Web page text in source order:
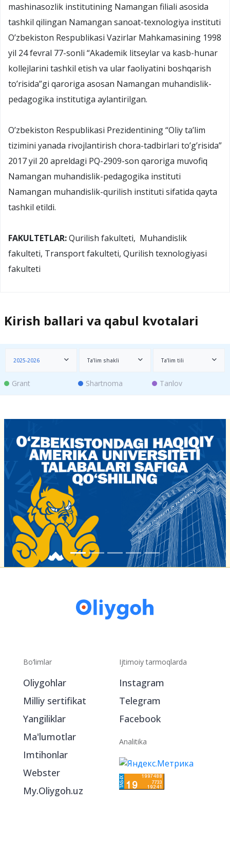
mashinasozlik institutining Namangan filiali asosida
tashkil qilingan Namangan sanoat-texnologiya instituti
O’zbekiston Respublikasi Vazirlar Mahkamasining 1998
yil 24 fevral 77-sonli “Akademik litseylar va kasb-hunar
kollejlarini tashkil etish va ular faoliyatini boshqarish
to’risida”gi qaroriga asosan Namangan muhandislik-
pedagogika institutiga aylantirilgan.
O’zbekiston Respublikasi Prezidentining “Oliy ta’lim
tizimini yanada rivojlantirish chora-tadbirlari to’g’risida”
2017 yil 20 apreldagi PQ-2909-son qaroriga muvofiq
Namangan muhandislik-pedagogika instituti
Namangan muhandislik-qurilish instituti sifatida qayta
tashkil etildi.
FAKULTETLAR:Qurilish fakulteti, Muhandislik
fakulteti, Transport fakulteti, Qurilish texnologiyasi
fakulteti
Kirish ballari va qabul kvotalari
2025-2026 Ta’lim shakli Ta’lim tili
Grant Shartnoma Tanlov
Bo‘limlar
Oliygohlar
Milliy sertifikat
Yangiliklar
Ma'lumotlar
Imtihonlar
Webster
My.Oliygoh.uz
Ijtimoiy tarmoqlarda
Instagram
Telegram
Facebook
Analitika